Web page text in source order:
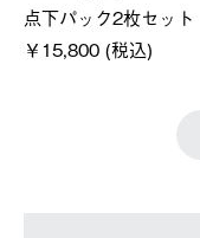
点下パック2枚セット
￥15,800 (税込)